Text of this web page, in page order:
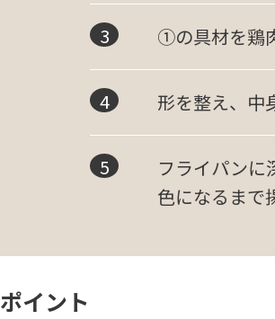
①の具材を鶏
形を整え、中
フライパン
色になるまで
ポイント